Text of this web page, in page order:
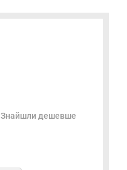
Знайшли дешевше